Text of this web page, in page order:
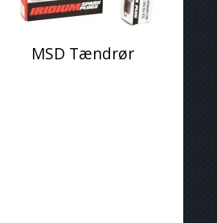
MSD Tændrør